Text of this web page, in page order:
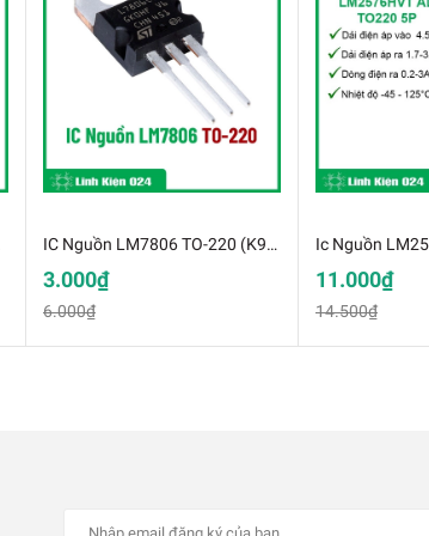
IC Nguồn LM7806 TO-220 (K9B6-1)
3.000₫
6.000₫
11.000₫
14.500₫